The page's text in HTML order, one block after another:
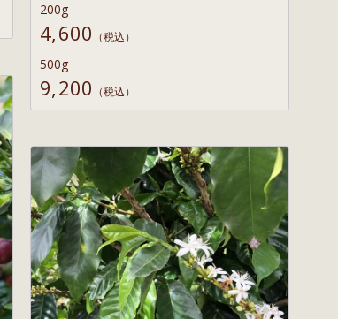
200g
4,600 （税込）
500g
9,200 （税込）